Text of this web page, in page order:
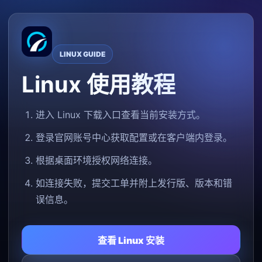
LINUX GUIDE
Linux 使用教程
进入 Linux 下载入口查看当前安装方式。
登录官网账号中心获取配置或在客户端内登录。
根据桌面环境授权网络连接。
如连接失败，提交工单并附上发行版、版本和错
误信息。
查看 Linux 安装